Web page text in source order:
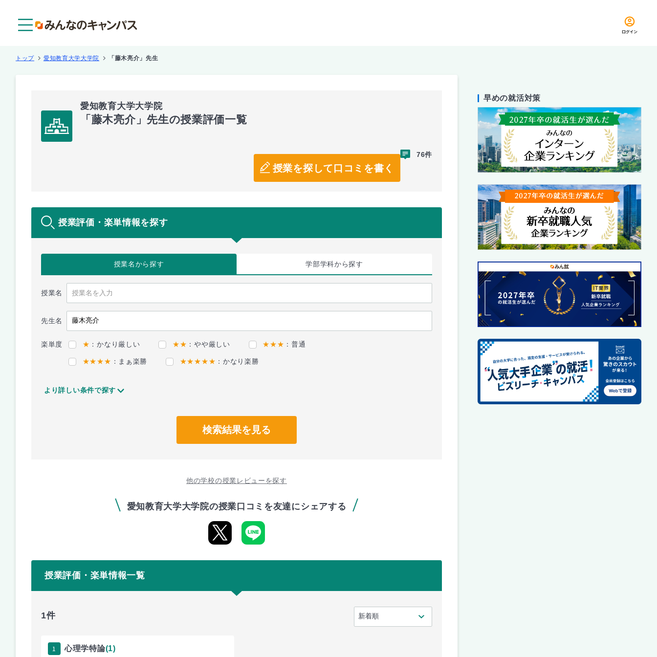
ログイン
トップ 愛知教育大学大学院 「藤木亮介」先生
愛知教育大学大学院
「藤木亮介」先生の授業評価一覧
授業を探して口コミを書く
76件
授業評価・楽単情報を探す
授業名から探す 学部学科から探す
授業名
先生名
楽単度 ★ ：かなり厳しい ★★ ：やや厳しい ★★★ ：普通
★★★★ ：まぁ楽勝 ★★★★★ ：かなり楽勝
より詳しい条件で探す
検索結果を見る
他の学校の授業レビューを探す
愛知教育大学大学院の授業口コミを友達にシェアする
授業評価・楽単情報一覧
1件
1 心理学特論(1)
早めの就活対策